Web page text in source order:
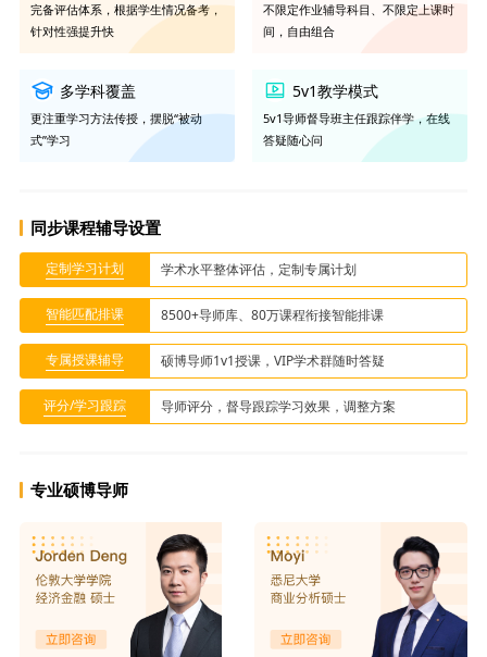
完备评估体系，根据学生情况备考，
针对性强提升快
不限定作业辅导科目、不限定上课时
间，自由组合
多学科覆盖
更注重学习方法传授，摆脱“被动
式”学习
5v1教学模式
5v1导师督导班主任跟踪伴学，在线
答疑随心问
同步课程辅导设置
定制学习计划 学术水平整体评估，定制专属计划
智能匹配排课 8500+导师库、80万课程衔接智能排课
专属授课辅导 硕博导师1v1授课，VIP学术群随时答疑
评分/学习跟踪 导师评分，督导跟踪学习效果，调整方案
专业硕博导师